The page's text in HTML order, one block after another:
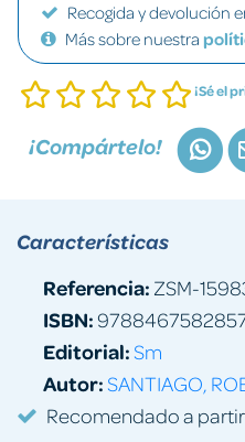
Recogida y devolución
Más sobre nuestra
¡Sé el
¡Compártelo!
Características
Referencia: ZSM-
ISBN:
Editorial:Sm
Autor:SANTIAGO,
Recomendado a